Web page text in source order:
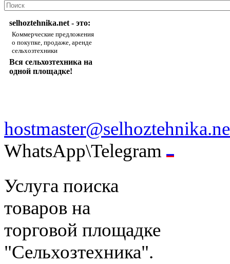
selhoztehnika.net - это:
Коммерческие предложения
о покупке, продаже, аренде
сельхозтехники
Вся сельхозтехника на
одной площадке!
WhatsApp\Telegram
Услуга поиска
товаров на
торговой площадке
"Сельхозтехника".